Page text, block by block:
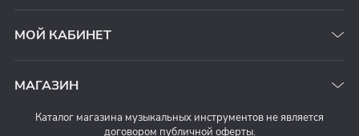
МОЙ КАБИНЕТ
МАГАЗИН
Каталог магазина музыкальных инструментов не является
договором публичной оферты.